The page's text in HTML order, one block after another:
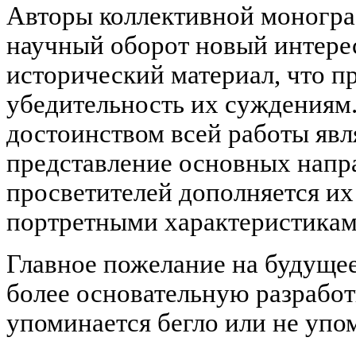
Авторы коллективной
научный оборот новый
исторический материал, что
убедительность их
достоинством всей работы
представление основных
просветителей дополняется
портретными
Главное пожелание на
более основательную
упоминается бегло или не